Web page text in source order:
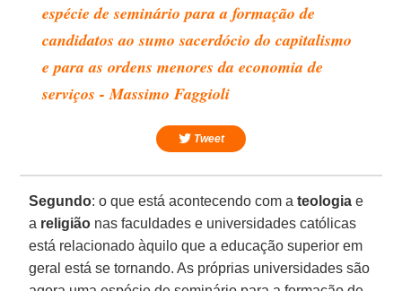
espécie de seminário para a formação de
candidatos ao sumo sacerdócio do capitalismo
e para as ordens menores da economia de
serviços - Massimo Faggioli
Tweet
Segundo: o que está acontecendo com ateologia e
a religião nas faculdades e universidades católicas
está relacionado àquilo que a educação superior em
geral está se tornando. As próprias universidades são